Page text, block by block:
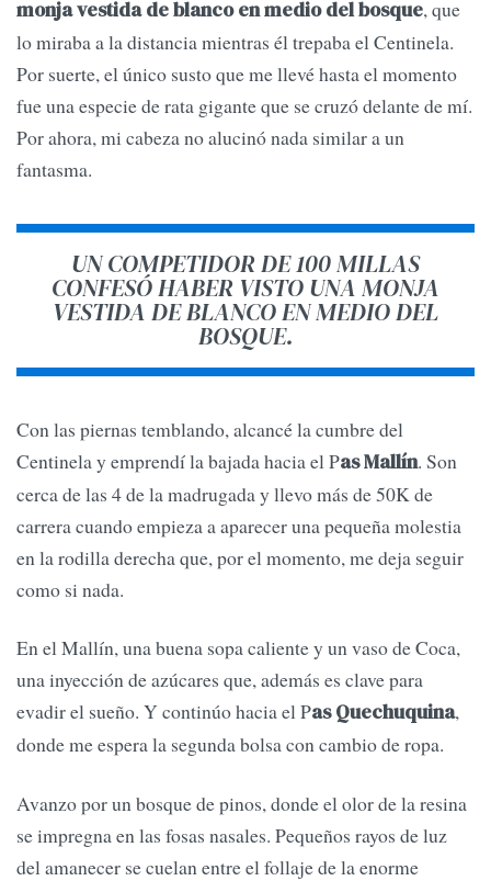
monja vestida de blanco en medio del bosque, que
lo miraba a la distancia mientras él trepaba el Centinela.
Por suerte, el único susto que me llevé hasta el momento
fue una especie de rata gigante que se cruzó delante de mí.
Por ahora, mi cabeza no alucinó nada similar a un
fantasma.
UN COMPETIDOR DE 100 MILLAS
CONFESÓ HABER VISTO UNA MONJA
VESTIDA DE BLANCO EN MEDIO DEL
BOSQUE.
Con las piernas temblando, alcancé la cumbre del
Centinela y emprendí la bajada hacia el Pas Mallín. Son
cerca de las 4 de la madrugada y llevo más de 50K de
carrera cuando empieza a aparecer una pequeña molestia
en la rodilla derecha que, por el momento, me deja seguir
como si nada.
En el Mallín, una buena sopa caliente y un vaso de Coca,
una inyección de azúcares que, además es clave para
evadir el sueño. Y continúo hacia el Pas Quechuquina,
donde me espera la segunda bolsa con cambio de ropa.
Avanzo por un bosque de pinos, donde el olor de la resina
se impregna en las fosas nasales. Pequeños rayos de luz
del amanecer se cuelan entre el follaje de la enorme